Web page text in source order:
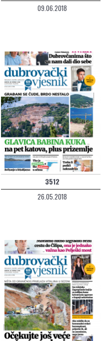
09.06.2018
3512
26.05.2018